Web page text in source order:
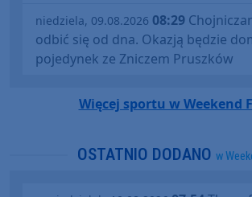
niedziela, 09.08.2026 08:29
odbić się od dna. Okazją będzie
pojedynek ze Zniczem Pruszków
Więcej sportu w Weekend
OSTATNIO DODANO w